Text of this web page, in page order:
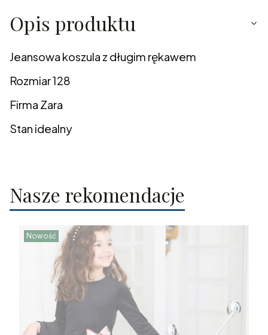
Opis produktu
Jeansowa koszula z długim rękawem
Rozmiar 128
Firma Zara
Stan idealny
Nasze rekomendacje
Nowość